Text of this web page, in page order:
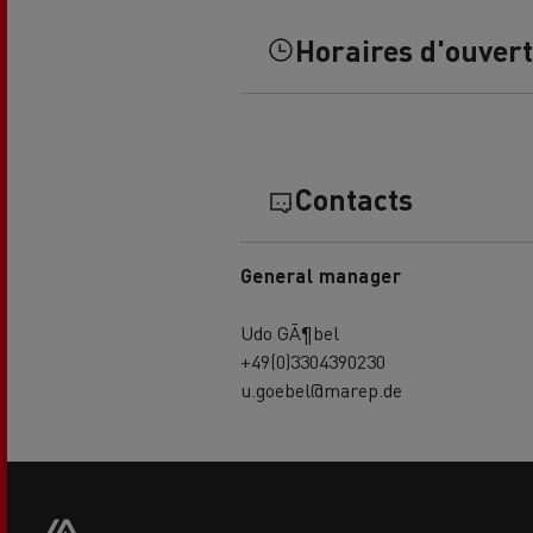
Horaires
Contacts
General manager
Udo GÃ¶bel
+49(0)3304390230
u.goebel@marep.de